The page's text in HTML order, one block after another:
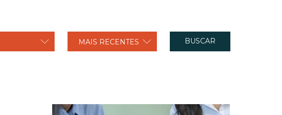
MAIS RECENTES BUSCAR